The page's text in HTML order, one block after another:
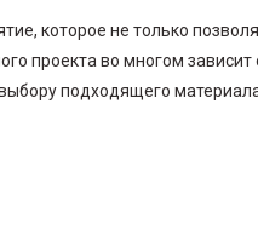
которое не только
проекта во многом
подходящего